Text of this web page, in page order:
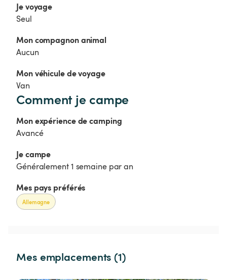
Je voyage
Seul
Mon compagnon animal
Aucun
Mon véhicule de voyage
Van
Comment je campe
Mon expérience de camping
Avancé
Je campe
Généralement 1 semaine par an
Mes pays préférés
Allemagne
Mes emplacements (1)